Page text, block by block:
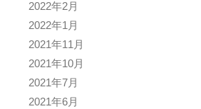
2022年2月
2022年1月
2021年11月
2021年10月
2021年7月
2021年6月